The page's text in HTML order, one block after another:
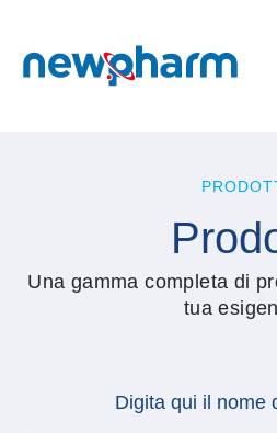
Una gamma completa di
tua
Digita qui il nome